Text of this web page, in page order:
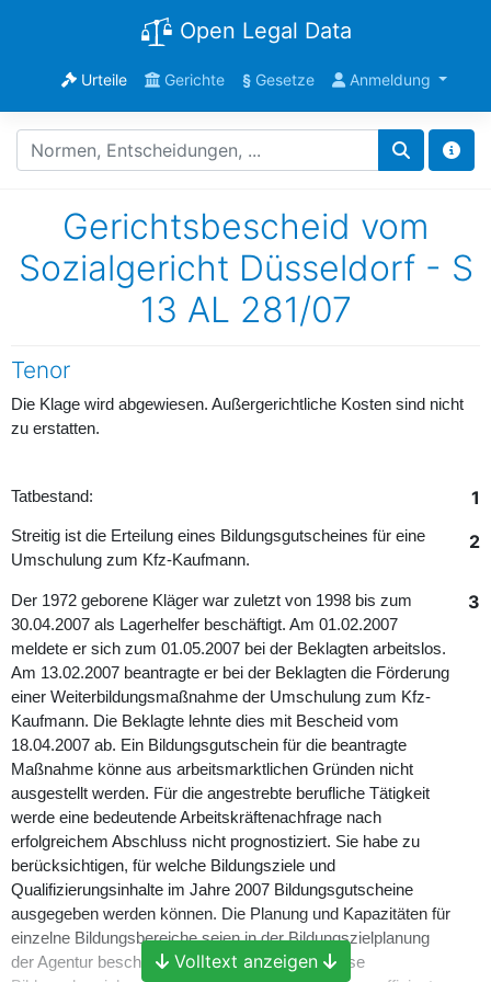
Open Legal Data
Urteile Gerichte §Gesetze Anmeldung
Gerichtsbescheid vom
Sozialgericht Düsseldorf - S
13 AL 281/07
Tenor
Die Klage wird abgewiesen. Außergerichtliche Kosten sind nicht
zu erstatten.
1
Tatbestand:
2
Streitig ist die Erteilung eines Bildungsgutscheines für eine
Umschulung zum Kfz-Kaufmann.
3
Der 1972 geborene Kläger war zuletzt von 1998 bis zum
30.04.2007 als Lagerhelfer beschäftigt. Am 01.02.2007
meldete er sich zum 01.05.2007 bei der Beklagten arbeitslos.
Am 13.02.2007 beantragte er bei der Beklagten die Förderung
einer Weiterbildungsmaßnahme der Umschulung zum Kfz-
Kaufmann. Die Beklagte lehnte dies mit Bescheid vom
18.04.2007 ab. Ein Bildungsgutschein für die beantragte
Maßnahme könne aus arbeitsmarktlichen Gründen nicht
ausgestellt werden. Für die angestrebte berufliche Tätigkeit
werde eine bedeutende Arbeitskräftenachfrage nach
erfolgreichem Abschluss nicht prognostiziert. Sie habe zu
berücksichtigen, für welche Bildungsziele und
Qualifizierungsinhalte im Jahre 2007 Bildungsgutscheine
ausgegeben werden können. Die Planung und Kapazitäten für
einzelne Bildungsbereiche seien in der Bildungszielplanung
der Agentur beschrieben und festgelegt. Für diese
Volltext anzeigen